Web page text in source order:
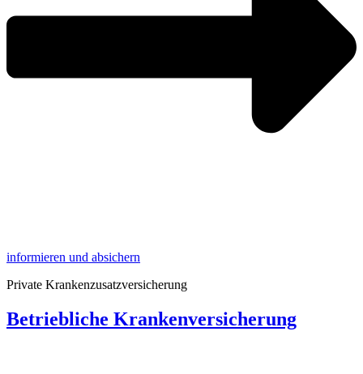
informieren und absichern
Private Krankenzusatzversicherung
Betriebliche Krankenversicherung